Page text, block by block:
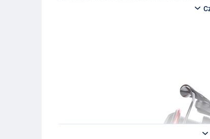
System oscylacji typu wormshaft zapewnia